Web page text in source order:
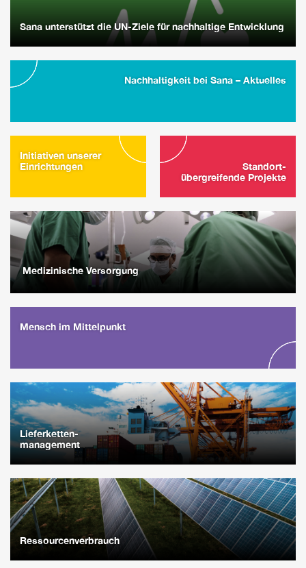
Sana unterstützt die UN-Ziele für nachhaltige Entwicklung
Nachhaltigkeit bei Sana – Aktuelles
Initiativen unserer
Einrichtungen
Standort-
übergreifende Projekte
Medizinische Versorgung
Mensch im Mittelpunkt
Lieferketten-
management
Ressourcenverbrauch